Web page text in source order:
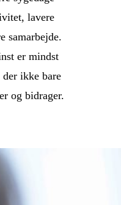
lavere
samarbejde.
er mindst
ikke bare
og bidrager.